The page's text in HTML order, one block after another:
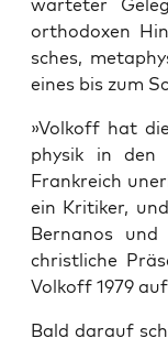
war­te­ter
ortho­do­xen
sches,
eines bis zum
»Vol­koff hat
phy­sik in den
Frank­reich
ein Kri­ti­ker,
Ber­na­nos
christ­li­che
Vol­koff 1979
Bald dar­auf